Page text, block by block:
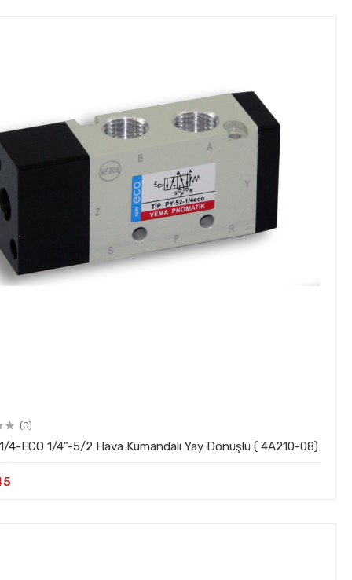
(0)
4-ECO 1/4"-5/2 Hava Kumandalı Yay Dönüşlü ( 4A210-08)